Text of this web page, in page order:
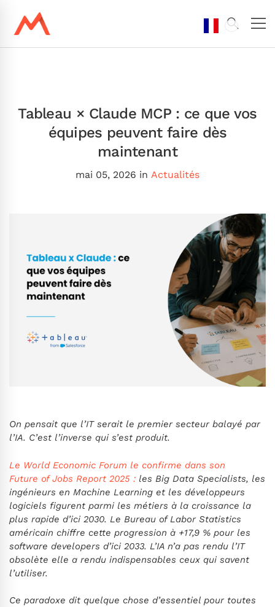
Tableau × Claude MCP : ce que vos
équipes peuvent faire dès
maintenant
mai 05, 2026 in Actualités
On pensait que l’IT serait le premier secteur balayé par
l’IA. C’est l’inverse qui s’est produit.
Le World Economic Forum le confirme dans son
Future of Jobs Report 2025 : les Big Data Specialists, les
ingénieurs en Machine Learning et les développeurs
logiciels figurent parmi les métiers à la croissance la
plus rapide d’ici 2030. Le Bureau of Labor Statistics
américain chiffre cette progression à +17,9 % pour les
software developers d’ici 2033. L’IA n’a pas rendu l’IT
obsolète elle a rendu indispensables ceux qui savent
l’utiliser.
Ce paradoxe dit quelque chose d’essentiel pour toutes